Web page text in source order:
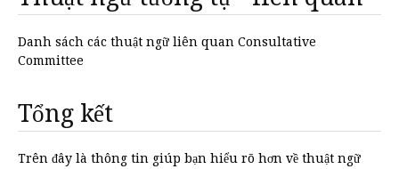
Danh sách các thuật ngữ liên quan Consultative
Committee
Tổng kết
Trên đây là thông tin giúp bạn hiểu rõ hơn về thuật ngữ